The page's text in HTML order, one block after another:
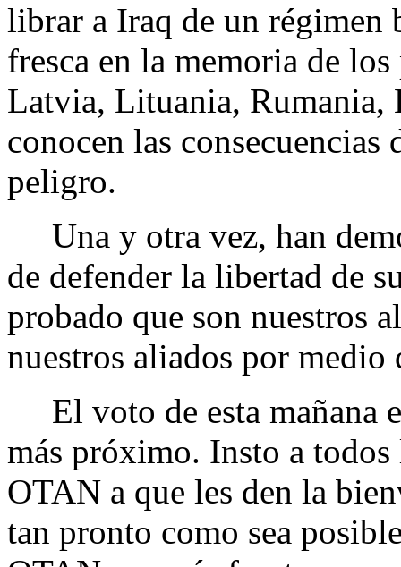
librar a Iraq de un
fresca en la memoria de
Latvia, Lituania,
conocen las consecuencias
peligro.
Una y otra vez, han
de defender la libertad de
probado que son nuestros
nuestros aliados por medio
El voto de esta mañana
más próximo. Insto a
OTAN a que les den la
tan pronto como sea